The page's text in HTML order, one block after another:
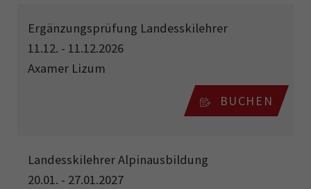
Ergänzungsprüfung Landesskilehrer
11.12. - 11.12.2026
Axamer Lizum
BUCHEN
Landesskilehrer Alpinausbildung
20.01. - 27.01.2027